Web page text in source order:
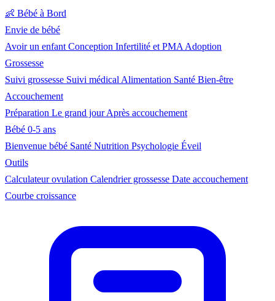
👶 Bébé à Bord
Envie de bébé
Avoir un enfant Conception Infertilité et PMA Adoption
Grossesse
Suivi grossesse Suivi médical Alimentation Santé Bien-être
Accouchement
Préparation Le grand jourAprès accouchement
Bébé 0-5 ans
Bienvenue bébé Santé Nutrition Psychologie Éveil
Outils
Calculateur ovulation Calendrier grossesse Date accouchement
Courbe croissance